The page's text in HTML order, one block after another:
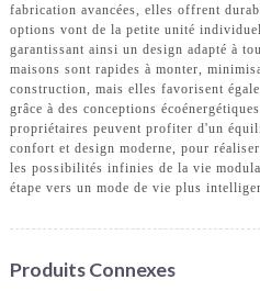
fabrication avancées, elles offrent
options vont de la petite unité
garantissant ainsi un design adapté à
maisons sont rapides à monter,
construction, mais elles favorisent
grâce à des conceptions
propriétaires peuvent profiter d'un
confort et design moderne, pour
les possibilités infinies de la vie
étape vers un mode de vie plus
Produits Connexes